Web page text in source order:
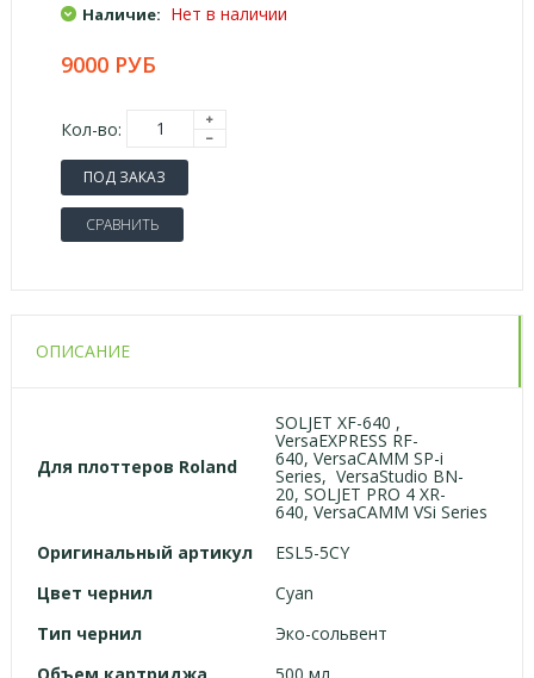
Наличие: Нет в наличии
9000 РУБ
Кол-во:
ПОД ЗАКАЗ
СРАВНИТЬ
ОПИСАНИЕ
Для плоттеров Roland
SOLJET XF-640 ,
VersaEXPRESS RF-
640, VersaCAMM SP-i
Series, VersaStudio BN-
20, SOLJET PRO 4 XR-
640, VersaCAMM VSi Series
Оригинальный артикул
ESL5-5CY
Цвет чернил
Cyan
Тип чернил
Эко-сольвент
Объем картриджа
500 мл